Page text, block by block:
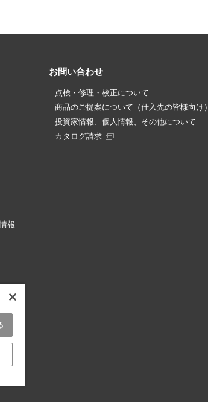
報
お問い合わせ
点検・修理・校正について
商品のご提案について（仕入先の皆様向け）
投資家情報、個人情報、その他について
カタログ請求